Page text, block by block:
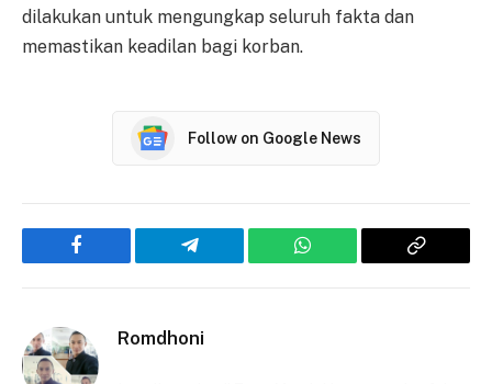
dilakukan untuk mengungkap seluruh fakta dan
memastikan keadilan bagi korban.
Follow on Google News
Facebook Telegram WhatsApp
Copy
Romdhoni